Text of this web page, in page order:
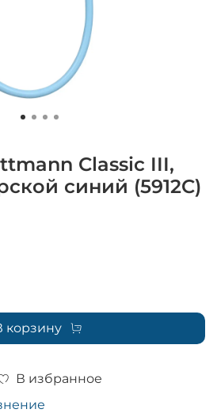
Classic III,
синий (5912C)
В избранное
корзину